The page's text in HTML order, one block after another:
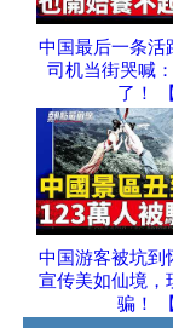
中国最后一条活
司机当街哭喊
了！ 【
中国游客被坑到
宣传美如仙境，
骗！ 【